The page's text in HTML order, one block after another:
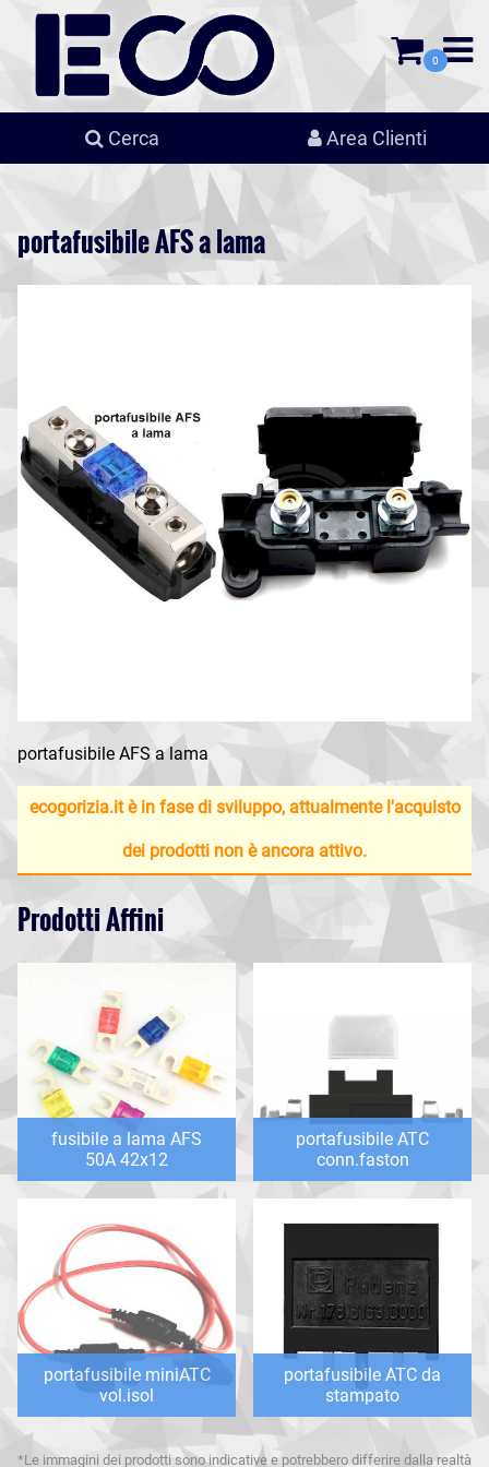
0
Cerca Area Clienti
portafusibile AFS a lama
portafusibile AFS a lama
ecogorizia.it è in fase di sviluppo, attualmente l'acquisto
dei prodotti non è ancora attivo.
Prodotti Affini
fusibile a lama AFS
50A 42x12
portafusibile ATC
conn.faston
portafusibile miniATC
vol.isol
portafusibile ATC da
stampato
*Le immagini dei prodotti sono indicative e potrebbero differire dalla realtà